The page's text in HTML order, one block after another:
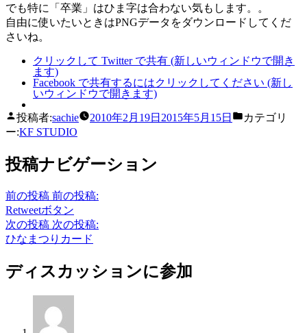
でも特に「卒業」はひま字は合わない気もします。。
自由に使いたいときはPNGデータをダウンロードしてくだ
さいね。
クリックして Twitter で共有 (新しいウィンドウで開き
ます)
Facebook で共有するにはクリックしてください (新し
いウィンドウで開きます)
投稿者:sachie 2010年2月19日 2015年5月15日
カテゴリ
ー:KF STUDIO
投稿ナビゲーション
前の投稿 前の投稿:
Retweetボタン
次の投稿 次の投稿:
ひなまつりカード
ディスカッションに参加